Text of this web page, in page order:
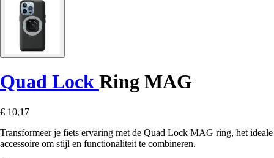
Quad Lock Ring MAG
€ 10,17
Transformeer je fiets ervaring met de Quad Lock MAG ring, het ideale
accessoire om stijl en functionaliteit te combineren.